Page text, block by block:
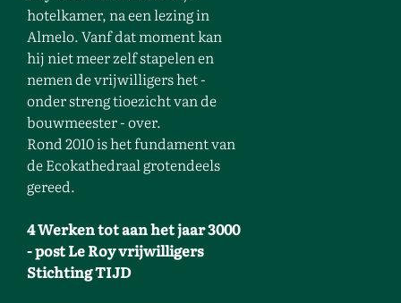
hotelkamer, na een lezing in
Almelo. Vanf dat moment kan
hij niet meer zelf stapelen en
nemen de vrijwilligers het -
onder streng tioezicht van de
bouwmeester - over.
Rond 2010 is het fundament van
de Ecokathedraal grotendeels
gereed.
4 Werken tot aan het jaar 3000
- post Le Roy vrijwilligers
Stichting TIJD